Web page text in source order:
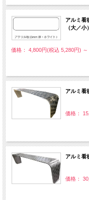
アルミ
（大／小）
価格： 4,800円(税込 5,280円) ～
アルミ看
価格：
アルミ
価格：